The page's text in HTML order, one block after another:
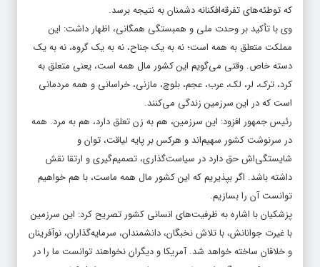
که توطئه‌های تفرقه‌افکنانه دشمنان به نتیجه برسد.
وی با تأکید بر وحدت ملی و همبستگی همگانی، اظهار داشت: این
مملکت متعلق به همه است؛ نه به یک جناح، نه به یک گروه، نه به یک
دسته خاص. وقتی می‌گویم این کشور مال همه است، یعنی متعلق به
کرد، ترک، لر، لک، عرب، عجم، بلوچ، مازنی، خراسانی و همه مردمانی
است که در این سرزمین زندگی می‌کنند.
رئیس جمهور افزود: این سرزمین، هم به زن تعلق دارد، هم به مرد. همه
در سرنوشت کشور سهیم‌اند و هرکس بر پایه لیاقت، توان و
شایستگی‌اش حق دارد در سیاست‌گذاری، تصمیم‌گیری و ارتقا نقش
داشته باشد. اگر بپذیریم که این کشور مال همه ماست، با هم خواهیم
توانست آن را بسازیم.
پزشکیان با اشاره به ظرفیت‌های انسانی کشور تصریح کرد: این سرزمین
با غیرت جوانانش، با تلاش نخبگان، دانشمندان، سرمایه‌گذاران، نوآفرینان
و خلاقان ساخته خواهد شد. آمریکا و دیگران نخواهند توانست ما را در